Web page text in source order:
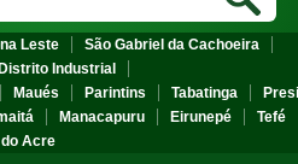
Leste
São Gabriel da Cachoeira
Industrial
Maués Parintins Tabatinga
Manacapuru Eirunepé
Tefé
do Acre